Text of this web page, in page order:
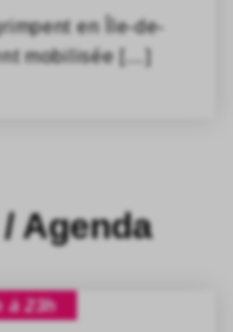
en Île-de-
mobilisée […]
Agenda
à 23h